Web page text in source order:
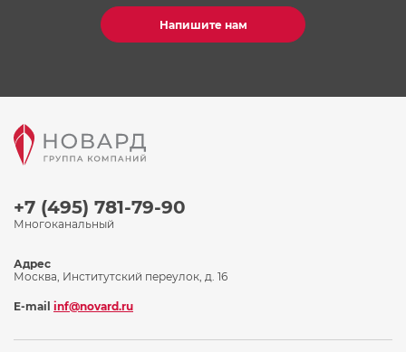
Напишите нам
+7 (495) 781-79-90
Многоканальный
Адрес
Москва, Институтский переулок, д. 16
E-mail inf@novard.ru